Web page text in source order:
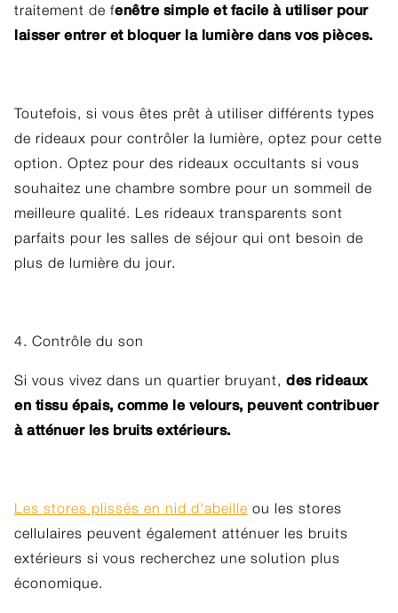
traitement de fenêtre simple et facile à utiliser pour
laisser entrer et bloquer la lumière dans vos pièces.
Toutefois, si vous êtes prêt à utiliser différents types
de rideaux pour contrôler la lumière, optez pour cette
option. Optez pour des rideaux occultants si vous
souhaitez une chambre sombre pour un sommeil de
meilleure qualité. Les rideaux transparents sont
parfaits pour les salles de séjour qui ont besoin de
plus de lumière du jour.
4. Contrôle du son
Si vous vivez dans un quartier bruyant, des rideaux
en tissu épais, comme le velours, peuvent contribuer
à atténuer les bruits extérieurs.
Les stores plissés en nid d'abeille ou les stores
cellulaires peuvent également atténuer les bruits
extérieurs si vous recherchez une solution plus
économique.